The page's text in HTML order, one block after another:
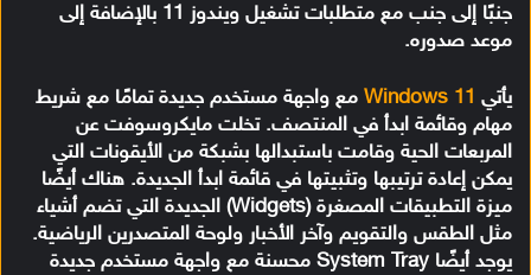
جنبًا إلى جنب مع متطلبات تشغيل ويندوز 11 بالإضافة إلى
موعد صدوره.
يأتي Windows 11 مع واجهة مستخدم جديدة تمامًا مع شريط
مهام وقائمة ابدأ في المنتصف. تخلت مايكروسوفت عن
المربعات الحية وقامت باستبدالها بشبكة من الأيقونات التي
يمكن إعادة ترتيبها وتثبيتها في قائمة ابدأ الجديدة. هناك أيضًا
ميزة التطبيقات المصغرة (Widgets) الجديدة التي تضم أشياء
مثل الطقس والتقويم وآخر الأخبار ولوحة المتصدرين الرياضية.
يوجد أيضًا System Tray محسنة مع واجهة مستخدم جديدة